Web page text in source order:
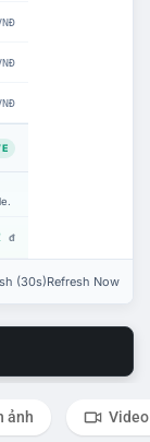
đ
(30s)Refresh Now
ảnh Video